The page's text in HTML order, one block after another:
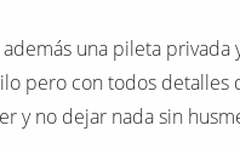
una pileta privada
pero con todos detalles
y no dejar nada sin